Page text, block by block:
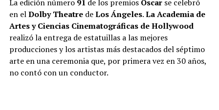
La edición número 91 de los premiosOscarse celebró
en elDolby TheatredeLos Ángeles.La Academia de
Artes y Ciencias Cinematográficas de Hollywood
realizó la entrega de estatuillas a las mejores
producciones y los artistas más destacados del séptimo
arte en una ceremonia que, por primera vez en 30 años,
no contó con un conductor.